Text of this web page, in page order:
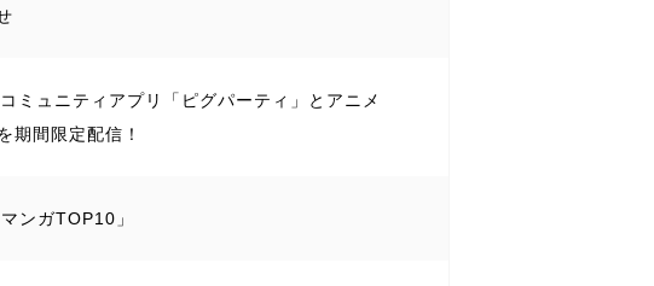
ミュニティアプリ「ピグパーティ」とアニメ
期間限定配信！
ンガTOP10」